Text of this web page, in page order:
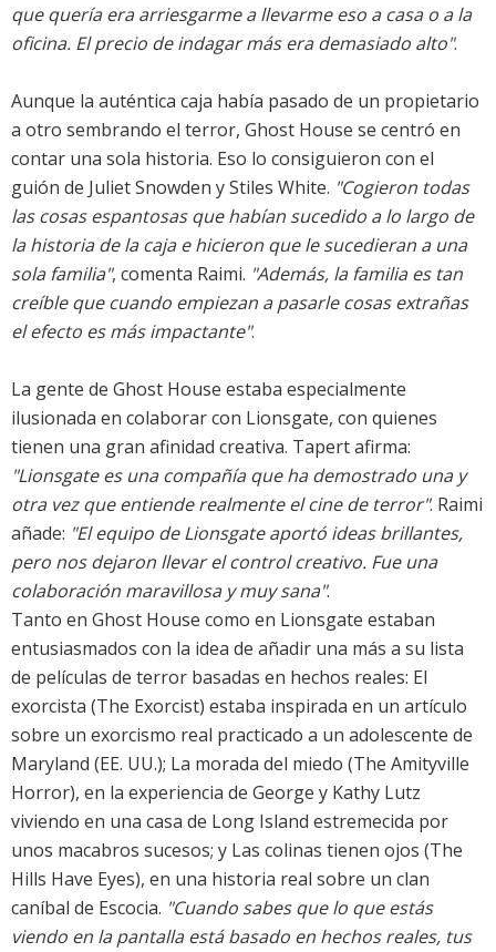
que quería era arriesgarme a llevarme eso a casa o a la
oficina. El precio de indagar más era demasiado alto".
Aunque la auténtica caja había pasado de un propietario
a otro sembrando el terror, Ghost House se centró en
contar una sola historia. Eso lo consiguieron con el
guión de Juliet Snowden y Stiles White. "Cogieron todas
las cosas espantosas que habían sucedido a lo largo de
la historia de la caja e hicieron que le sucedieran a una
sola familia", comenta Raimi. "Además, la familia es tan
creíble que cuando empiezan a pasarle cosas extrañas
el efecto es más impactante".
La gente de Ghost House estaba especialmente
ilusionada en colaborar con Lionsgate, con quienes
tienen una gran afinidad creativa. Tapert afirma:
"Lionsgate es una compañía que ha demostrado una y
otra vez que entiende realmente el cine de terror". Raimi
añade: "El equipo de Lionsgate aportó ideas brillantes,
pero nos dejaron llevar el control creativo. Fue una
colaboración maravillosa y muy sana".
Tanto en Ghost House como en Lionsgate estaban
entusiasmados con la idea de añadir una más a su lista
de películas de terror basadas en hechos reales: El
exorcista (The Exorcist) estaba inspirada en un artículo
sobre un exorcismo real practicado a un adolescente de
Maryland (EE. UU.); La morada del miedo (The Amityville
Horror), en la experiencia de George y Kathy Lutz
viviendo en una casa de Long Island estremecida por
unos macabros sucesos; y Las colinas tienen ojos (The
Hills Have Eyes), en una historia real sobre un clan
caníbal de Escocia. "Cuando sabes que lo que estás
viendo en la pantalla está basado en hechos reales, tus